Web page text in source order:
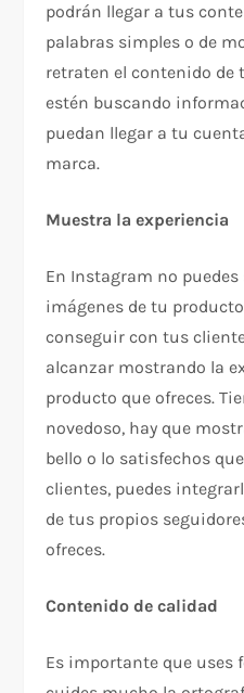
podrán llegar a tus
palabras simples o de
retraten el contenido de
estén buscando
puedan llegar a tu
marca.
Muestra la experiencia
En Instagram no
imágenes de tu
conseguir con tus
alcanzar mostrando la
producto que ofreces.
novedoso, hay que
bello o lo satisfechos
clientes, puedes
de tus propios
ofreces.
Contenido de calidad
Es importante que uses